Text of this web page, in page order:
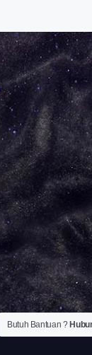
Butuh Bantuan ?